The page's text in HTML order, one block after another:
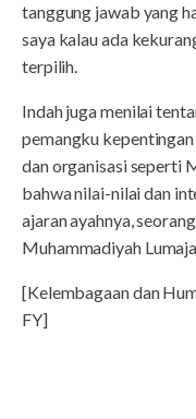
tanggung jawab yang
saya kalau ada
terpilih.
Indah juga menilai
pemangku
dan organisasi seperti
bahwa nilai-nilai dan
ajaran ayahnya,
Muhammadiyah
[Kelembagaan dan
FY]